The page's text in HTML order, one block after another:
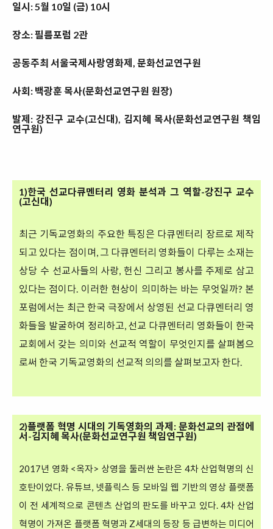
일시: 5월 10일 (금) 10시
장소: 필름포럼 2관
공동주최 서울국제사랑영화제, 문화선교연구원
사회: 백광훈 목사(문화선교연구원 원장)
발제: 강진구 교수(고신대), 김지혜 목사(문화선교연구원 책임
연구원)
1)한국 선교다큐멘터리 영화 분석과 그 역할-강진구 교수
(고신대)
최근 기독교영화의 주요한 특징은 다큐멘터리 장르로 제작
되고 있다는 점이며, 그 다큐멘터리 영화들이 다루는 소재는
상당 수 선교사들의 사랑, 헌신 그리고 봉사를 주제로 삼고
있다는 점이다. 이러한 현상이 의미하는 바는 무엇일까? 본
포럼에서는 최근 한국 극장에서 상영된 선교 다큐멘터리 영
화들을 발굴하여 정리하고, 선교 다큐멘터리 영화들이 한국
교회에서 갖는 의미와 선교적 역할이 무엇인지를 살펴봄으
로써 한국 기독교영화의 선교적 의의를 살펴보고자 한다.
2)플랫폼 혁명 시대의 기독영화의 과제: 문화선교의 관점에
서-김지혜 목사(문화선교연구원 책임연구원)
2017년 영화 <옥자> 상영을 둘러싼 논란은 4차 산업혁명의 신
호탄이었다. 유튜브, 넷플릭스 등 모바일 웹 기반의 영상 플랫폼
이 전 세계적으로 콘텐츠 산업의 판도를 바꾸고 있다. 4차 산업
혁명이 가져온 플랫폼 혁명과 Z세대의 등장 등 급변하는 미디어